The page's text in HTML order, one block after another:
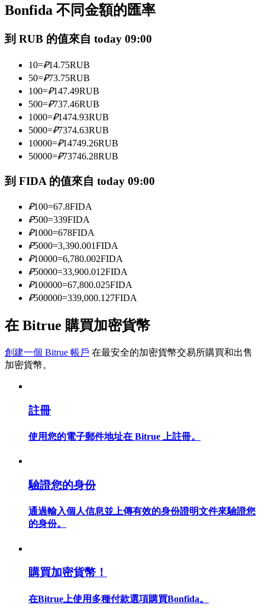
成為跟單交易員
坐享盈利分成和跟單分傭
合約資訊
包含交易情況等的大數據分析
合約指南
合約功能使用指南
學習如何保持盈利
Bonfida 不同金額的匯率
到 RUB 的值來自 today 09:00
10=₽14.75RUB
50=₽73.75RUB
100=₽147.49RUB
500=₽737.46RUB
1000=₽1474.93RUB
5000=₽7374.63RUB
10000=₽14749.26RUB
50000=₽73746.28RUB
到 FIDA 的值來自 today 09:00
₽100=67.8FIDA
₽500=339FIDA
₽1000=678FIDA
₽5000=3,390.001FIDA
₽10000=6,780.002FIDA
₽50000=33,900.012FIDA
₽100000=67,800.025FIDA
₽500000=339,000.127FIDA
在 Bitrue 購買加密貨幣
創建一個 Bitrue 帳戶 在最安全的加密貨幣交易所購買和出售
加密貨幣。
註冊
使用您的電子郵件地址在 Bitrue 上註冊。
驗證您的身份
通過輸入個人信息並上傳有效的身份證明文件來驗證您
的身份。
購買加密貨幣！
在Bitrue上使用多種付款選項購買Bonfida。